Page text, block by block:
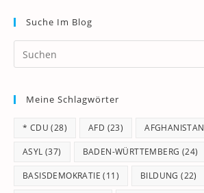
Suche Im Blog
Meine Schlagwörter
* CDU (28) AFD (23) AFGHANISTAN
ASYL (37) BADEN-WÜRTTEMBERG (24)
BASISDEMOKRATIE (11) BILDUNG (22)